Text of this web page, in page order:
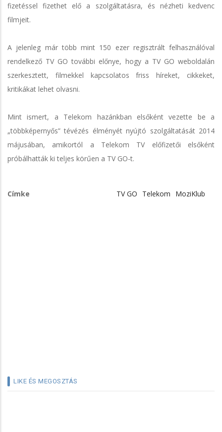
fizetéssel fizethet elő a szolgáltatásra, és nézheti kedvenc
filmjeit.
A jelenleg már több mint 150 ezer regisztrált felhasználóval
rendelkező TV GO további előnye, hogy a TV GO weboldalán
szerkesztett, filmekkel kapcsolatos friss híreket, cikkeket,
kritikákat lehet olvasni.
Mint ismert, a Telekom hazánkban elsőként vezette be a
„többképernyős” tévézés élményét nyújtó szolgáltatását 2014
májusában, amikortól a Telekom TV előfizetői elsőként
próbálhatták ki teljes körűen a TV GO-t.
Címke TV GO Telekom MoziKlub
LIKE ÉS MEGOSZTÁS